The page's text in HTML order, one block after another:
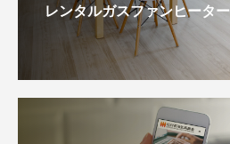
レンタルガスファンヒーター